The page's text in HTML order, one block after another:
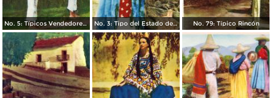
No. 5: Típicos Vendedores de Ollas No. 3: Tipo del Estado de Guerrero No. 79: Típico Rincón